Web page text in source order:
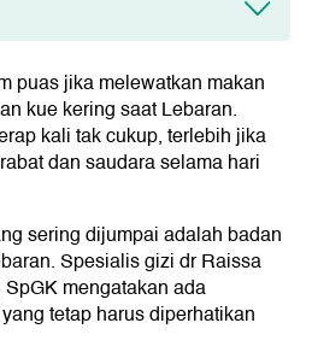
Lebaran
sayur dan buah
tanda kolesterol
puas jika melewatkan makan
kue kering saat Lebaran.
kali tak cukup, terlebih jika
dan saudara selama hari
sering dijumpai adalah badan
Spesialis gizi dr Raissa
mengatakan ada
tetap harus diperhatikan